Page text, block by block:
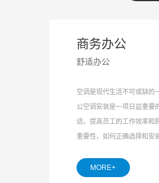
商务办公
舒适办公
空调是现代生活不可或缺的
公空调安装是一项日益重要
适，提高员工的工作效率和
重要性，如何正确选择和安
MORE+